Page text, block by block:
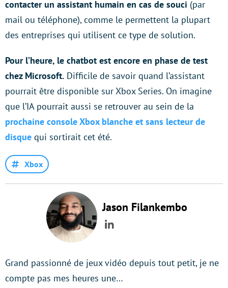
contacter un assistant humain en cas de souci (par
mail ou téléphone), comme le permettent la plupart
des entreprises qui utilisent ce type de solution.
Pour l’heure, le chatbot est encore en phase de test
chez Microsoft. Difficile de savoir quand l’assistant
pourrait être disponible sur Xbox Series. On imagine
que l’IA pourrait aussi se retrouver au sein de la
prochaine console Xbox blanche et sans lecteur de
disque qui sortirait cet été.
Xbox
Jason Filankembo
LinkedIn
Grand passionné de jeux vidéo depuis tout petit, je ne
compte pas mes heures une…